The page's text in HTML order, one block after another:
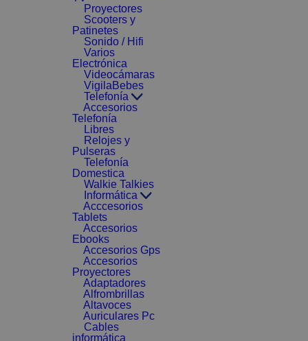
Proyectores
Scooters y
Patinetes
Sonido / Hifi
Varios
Electrónica
Videocámaras
VigilaBebes
Telefonía
Accesorios
Telefonía
Libres
Relojes y
Pulseras
Telefonía
Domestica
Walkie Talkies
Informática
Acccesorios
Tablets
Accesorios
Ebooks
Accesorios Gps
Accesorios
Proyectores
Adaptadores
Alfrombrillas
Altavoces
Auriculares Pc
Cables
informática